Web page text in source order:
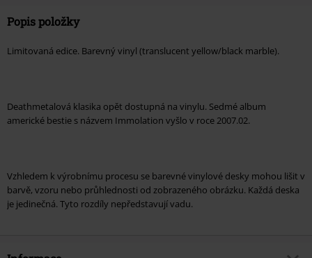
Popis položky
Limitovaná edice. Barevný vinyl (translucent yellow/black marble).
Deathmetalová klasika opět dostupná na vinylu. Sedmé album
americké bestie s názvem Immolation vyšlo v roce 2007.02.
Vzhledem k výrobnímu procesu se barevné vinylové desky mohou lišit v
barvě, vzoru nebo průhlednosti od zobrazeného obrázku. Každá deska
je jedinečná. Tyto rozdíly nepředstavují vadu.